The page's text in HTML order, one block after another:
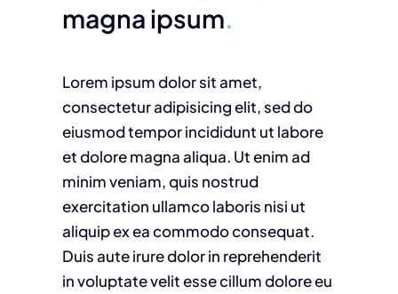
magna ipsum.
Lorem ipsum dolor sit amet,
consectetur adipisicing elit, sed do
eiusmod tempor incididunt ut labore
et dolore magna aliqua. Ut enim ad
minim veniam, quis nostrud
exercitation ullamco laboris nisi ut
aliquip ex ea commodo consequat.
Duis aute irure dolor in reprehenderit
in voluptate velit esse cillum dolore eu